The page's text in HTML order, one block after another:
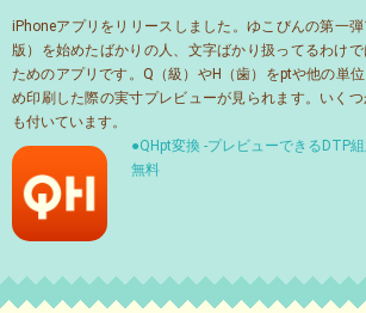
iPhoneアプリをリリースしました。ゆこびんの第一
版）を始めたばかりの人、文字ばかり扱ってるわけ
ためのアプリです。Q（級）やH（歯）をptや他の単
め印刷した際の実寸プレビューが見られます。いく
も付いています。
●QHpt変換 -プレビューできるDTP
無料